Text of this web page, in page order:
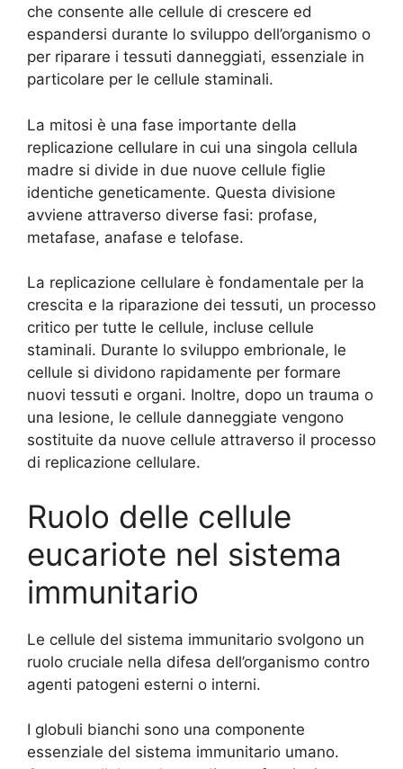
che consente alle cellule di crescere ed
espandersi durante lo sviluppo dell’organismo o
per riparare i tessuti danneggiati, essenziale in
particolare per le cellule staminali.
La mitosi è una fase importante della
replicazione cellulare in cui una singola cellula
madre si divide in due nuove cellule figlie
identiche geneticamente. Questa divisione
avviene attraverso diverse fasi: profase,
metafase, anafase e telofase.
La replicazione cellulare è fondamentale per la
crescita e la riparazione dei tessuti, un processo
critico per tutte le cellule, incluse cellule
staminali. Durante lo sviluppo embrionale, le
cellule si dividono rapidamente per formare
nuovi tessuti e organi. Inoltre, dopo un trauma o
una lesione, le cellule danneggiate vengono
sostituite da nuove cellule attraverso il processo
di replicazione cellulare.
Ruolo delle cellule
eucariote nel sistema
immunitario
Le cellule del sistema immunitario svolgono un
ruolo cruciale nella difesa dell’organismo contro
agenti patogeni esterni o interni.
I globuli bianchi sono una componente
essenziale del sistema immunitario umano.